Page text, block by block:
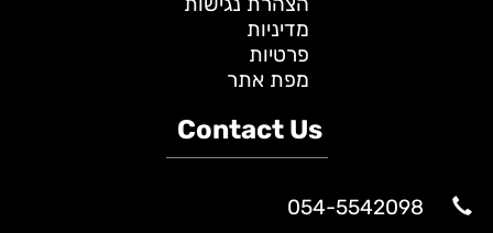
מדיניות
פרטיות
מפת אתר
Contact Us
054-5542098